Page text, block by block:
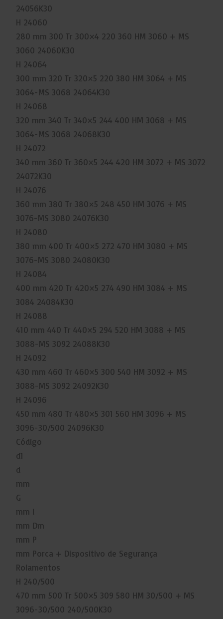
24056K30
H 24060
280 mm 300 Tr 300×4 220 360 HM 3060 + MS
3060 24060K30
H 24064
300 mm 320 Tr 320×5 220 380 HM 3064 + MS
3064-MS 3068 24064K30
H 24068
320 mm 340 Tr 340×5 244 400 HM 3068 + MS
3064-MS 3068 24068K30
H 24072
340 mm 360 Tr 360×5 244 420 HM 3072 + MS 3072
24072K30
H 24076
360 mm 380 Tr 380×5 248 450 HM 3076 + MS
3076-MS 3080 24076K30
H 24080
380 mm 400 Tr 400×5 272 470 HM 3080 + MS
3076-MS 3080 24080K30
H 24084
400 mm 420 Tr 420×5 274 490 HM 3084 + MS
3084 24084K30
H 24088
410 mm 440 Tr 440×5 294 520 HM 3088 + MS
3088-MS 3092 24088K30
H 24092
430 mm 460 Tr 460×5 300 540 HM 3092 + MS
3088-MS 3092 24092K30
H 24096
450 mm 480 Tr 480×5 301 560 HM 3096 + MS
3096-30/500 24096K30
Código
d1
d
mm
G
mm l
mm Dm
mm P
mm Porca + Dispositivo de Segurança
Rolamentos
H 240/500
470 mm 500 Tr 500×5 309 580 HM 30/500 + MS
3096-30/500 240/500K30